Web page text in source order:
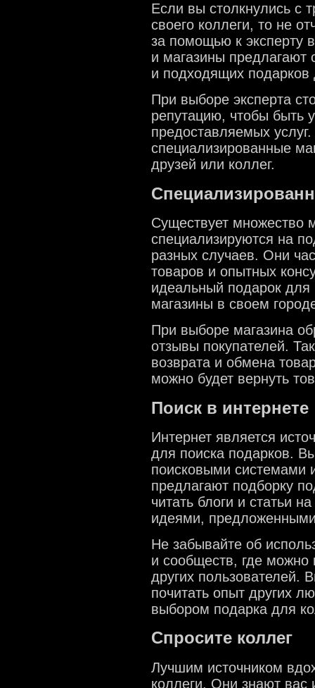
Если вы столкнулись с
своего коллеги, то не
за помощью к эксперту
и магазины предлагают
и подходящих подарков
При выборе эксперта
репутацию, чтобы быть
предоставляемых
специализированные
друзей или коллег.
Существует множество
специализируются на
разных случаев. Они
товаров и опытных
идеальный подарок для
магазины в своем
При выборе магазина
отзывы покупателей.
возврата и обмена
можно будет вернуть
Поиск в интернете
Интернет является
для поиска подарков.
поисковыми системами
предлагают подборку
читать блоги и статьи
идеями,
Не забывайте об
и сообществ, где можно
других пользователей.
почитать опыт других
выбором подарка для
Спросите коллег
Лучшим источником
коллеги. Они знают вас